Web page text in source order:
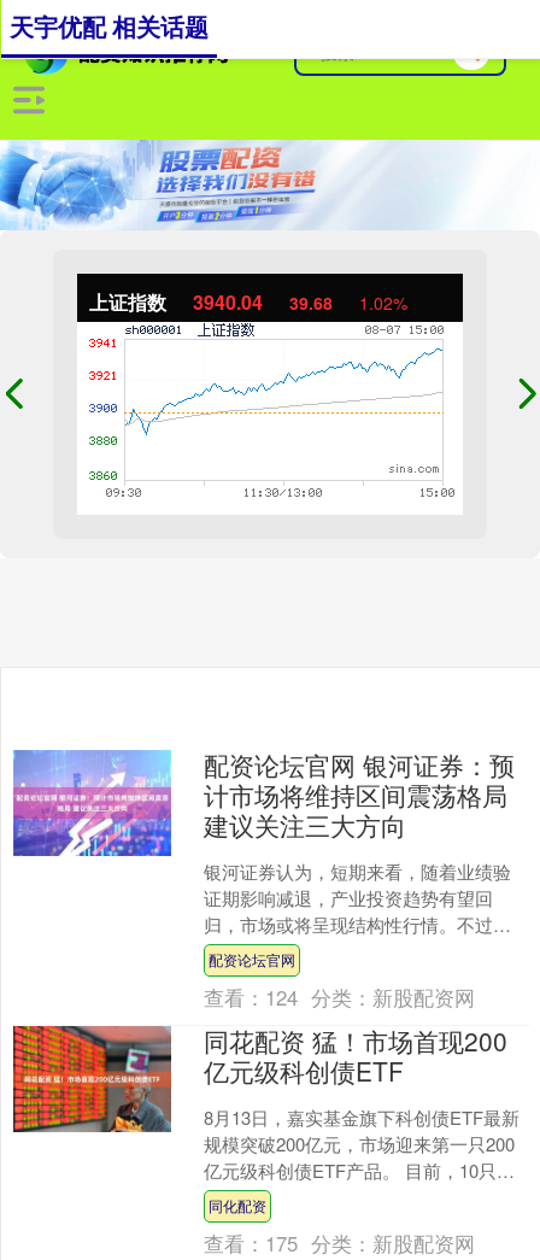
上证指数 3940.04 39.68 1.02%
天宇优配 相关话题
配资论坛官网 银河证券：预
计市场将维持区间震荡格局
建议关注三大方向
银河证券认为，短期来看，随着业绩验
证期影响减退，产业投资趋势有望回
归，市场或将呈现结构性行情。不过，
当前中美贸易谈判仍处于关键阶段，最
终结果尚未尘埃落定，后续谈....
配资论坛官网
查看： 124 分类： 新股配资网
同花配资 猛！市场首现200
亿元级科创债ETF
8月13日，嘉实基金旗下科创债ETF最新
规模突破200亿元，市场迎来第一只200
亿元级科创债ETF产品。 目前，10只科
创债ETF中已有8只晋升“百亿俱乐
部”，....
同化配资
查看： 175 分类： 新股配资网